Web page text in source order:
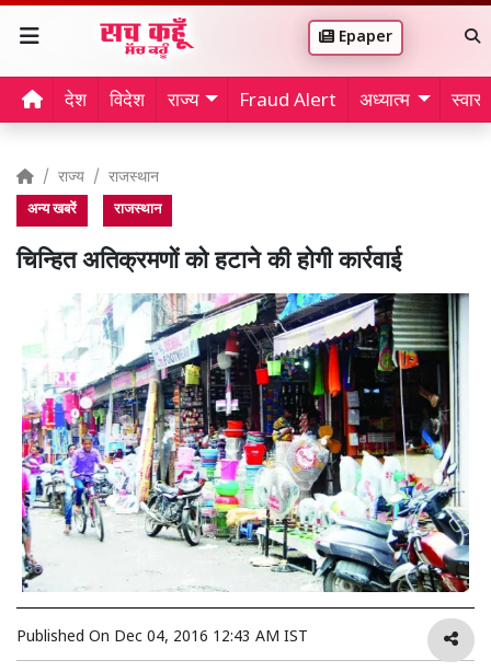
Epaper
देश विदेश राज्य Fraud Alert अध्यात्म
राज्य राजस्थान
अन्य खबरें राजस्थान
चिन्हित अतिक्रमणों को हटाने की होगी कार्रवाई
Published On Dec 04, 2016 12:43 AM IST